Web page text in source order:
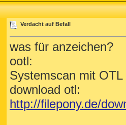
Verdacht auf Befall
was für anzeichen?
ootl:
Systemscan mit OTL
download otl:
http://filepony.de/